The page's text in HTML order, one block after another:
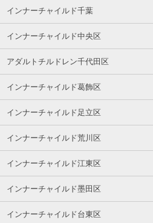
インナーチャイルド千葉
インナーチャイルド中央区
アダルトチルドレン千代田区
インナーチャイルド葛飾区
インナーチャイルド足立区
インナーチャイルド荒川区
インナーチャイルド江東区
インナーチャイルド墨田区
インナーチャイルド台東区